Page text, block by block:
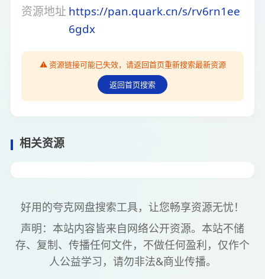
资源地址 https://pan.quark.cn/s/rv6rn1ee
6gdx
⚠️ 资源链接可能已失效，请返回首页重新搜索最新资源
返回首页搜索
相关资源
好用的夸克网盘搜索工具，让您畅享资源无忧！
声明：本站内容皆来自网络公开资源。本站不储
存、复制、传播任何文件，不做任何盈利，仅作个
人公益学习，请勿非法&商业传播。